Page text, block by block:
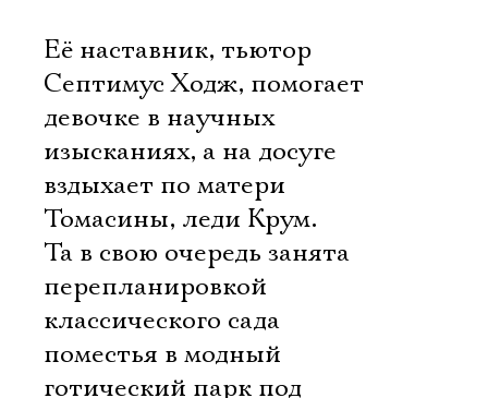
Её наставник, тьютор
Септимус Ходж, помогает
девочке в научных
изысканиях, а на досуге
вздыхает по матери
Томасины, леди Крум.
Та в свою очередь занята
перепланировкой
классического сада
поместья в модный
готический парк под